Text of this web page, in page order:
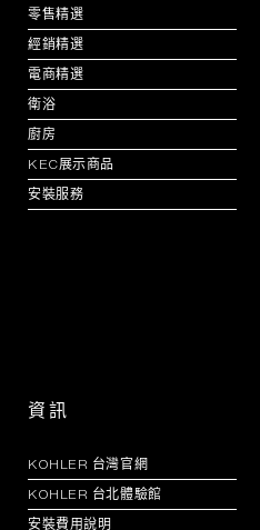
零售精選
經銷精選
電商精選
衛浴
廚房
KEC展示商品
安裝服務
資訊
KOHLER 台灣官網
KOHLER 台北體驗館
安裝費用說明